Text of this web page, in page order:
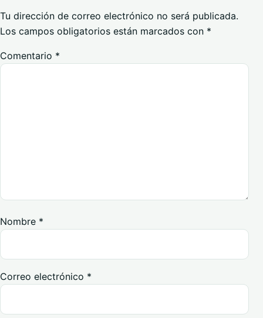
Tu dirección de correo electrónico no será publicada.
Los campos obligatorios están marcados con *
Comentario *
Nombre *
Correo electrónico *